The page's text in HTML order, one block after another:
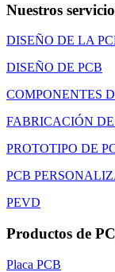
Nuestros
DISEÑO DE LA
DISEÑO DE PCB
COMPONENTES
FABRICACIÓN DE
PROTOTIPO DE
PCB
PEVD
Productos de
Placa PCB